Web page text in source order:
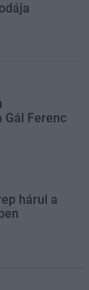
Gál Ferenc
hárul a